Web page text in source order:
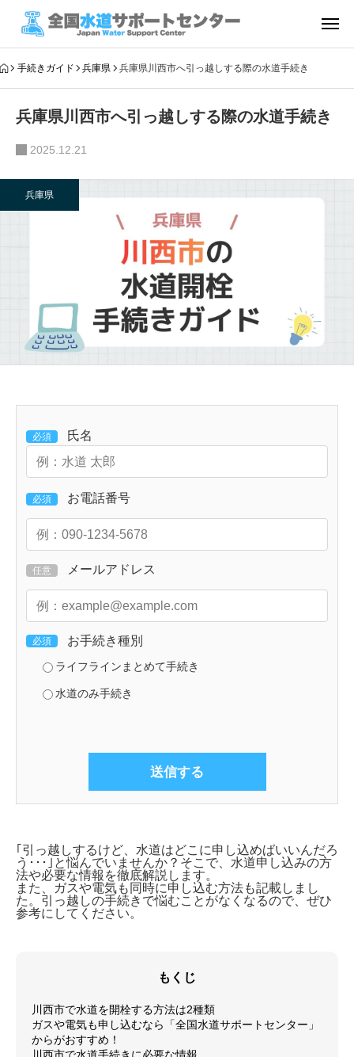
手続きガイド 兵庫県 兵庫県川西市へ引っ越しする際の水道手続き
兵庫県川西市へ引っ越しする際の水道手続き
2025.12.21
兵庫県
必須 氏名
必須 お電話番号
任意 メールアドレス
必須 お手続き種別
ライフラインまとめて手続き
水道のみ手続き
｢引っ越しするけど、水道はどこに申し込めばいいんだろ
う･･･｣と悩んでいませんか？そこで、 水道申し込みの方
法や必要な情報を徹底解説します。
また、ガスや電気も同時に申し込む方法も記載しまし
た。引っ越しの手続きで悩むことがなくなるので、ぜひ
参考にしてください。
もくじ
川西市で水道を開栓する方法は2種類
ガスや電気も申し込むなら「全国水道サポートセンター」
からがおすすめ！